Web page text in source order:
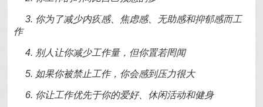
3. 你为了减少内疚感、焦虑感、无助感和抑郁感而工
作
4. 别人让你减少工作量，但你置若罔闻
5. 如果你被禁止工作，你会感到压力很大
6. 你让工作优先于你的爱好、休闲活动和健身